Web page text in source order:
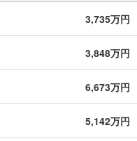
3,735万円
3,848万円
6,673万円
5,142万円